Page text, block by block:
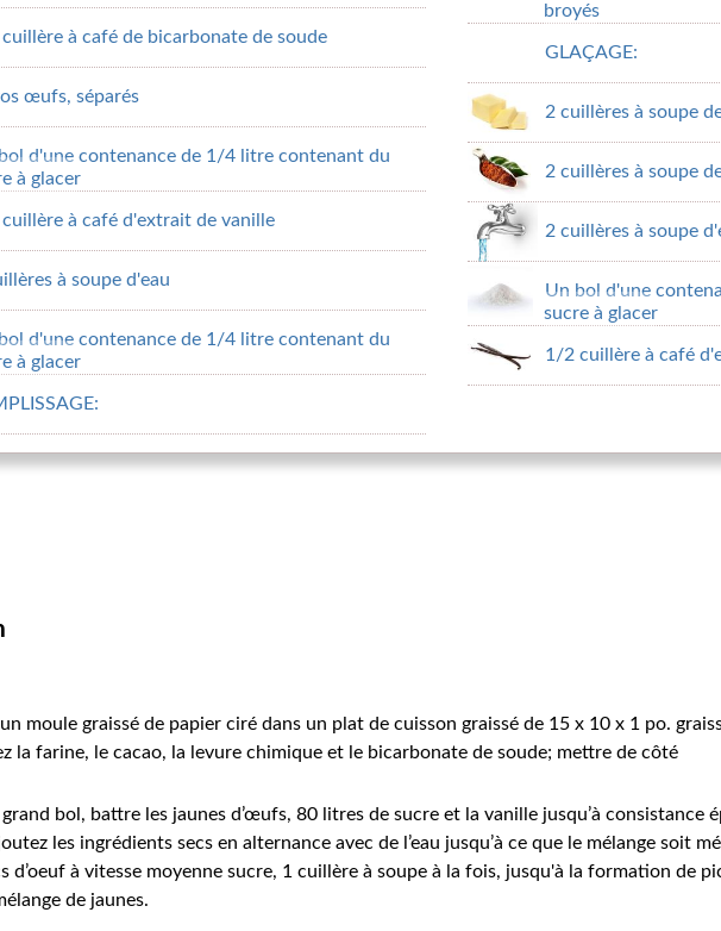
à café de bicarbonate de soude
œufs, séparés
d'une contenance de 1/4 litre contenant du
à glacer
à café d'extrait de vanille
à soupe d'eau
d'une contenance de 1/4 litre contenant du
à glacer
broyés
GLAÇAGE:
2 cuillères à soupe
2 cuillères à soupe
2 cuillères à soupe
Un bol d'une
sucre à glacer
1/2 cuillère à café
moule graissé de papier ciré dans un plat de cuisson graissé de 15 x 10 x 1 po.
la farine, le cacao, la levure chimique et le bicarbonate de soude; mettre de côté
grand bol, battre les jaunes d’œufs, 80 litres de sucre et la vanille jusqu’à consistance
les ingrédients secs en alternance avec de l’eau jusqu’à ce que le mélange soit
d’oeuf à vitesse moyenne sucre, 1 cuillère à soupe à la fois, jusqu'à la formation de
de jaunes.